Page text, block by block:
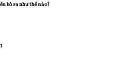
bỏ ra như thế nào?